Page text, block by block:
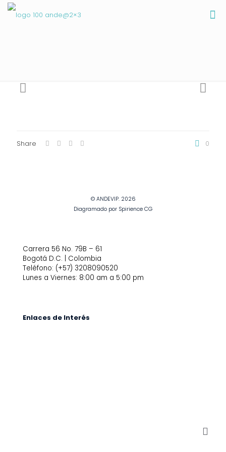
Share 0
© ANDEVIP. 2026
Diagramado por Spirience CG
Carrera 56 No. 79B – 61
Bogotá D.C. | Colombia
Teléfono: (+57) 3208090520
Lunes a Viernes: 8:00 am a 5:00 pm
Enlaces de Interés